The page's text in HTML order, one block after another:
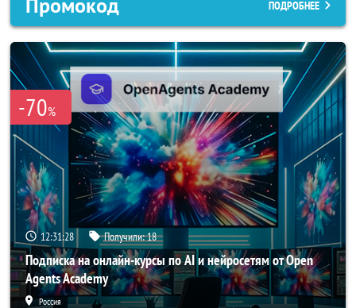
Промокод ПОДРОБНЕЕ
-70%
12:31:26 Получили:18
Подписка на онлайн-курсы по AI и нейросетям от Open
Agents Academy
Россия